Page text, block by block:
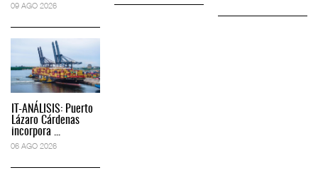
09 AGO 2026
IT-ANÁLISIS: Puerto
Lázaro Cárdenas
incorpora ...
06 AGO 2026